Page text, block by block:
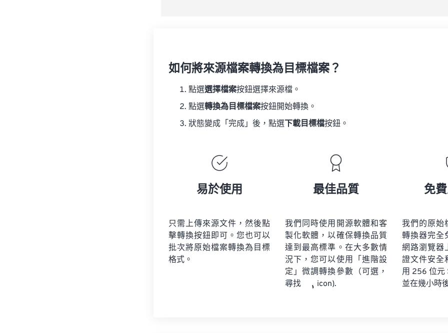
如何將來源檔案轉換為目標檔案？
點選選擇檔案按鈕選擇來源檔。
點選轉換為目標檔案按鈕開始轉換。
狀態變成「完成」後，點選 下載目標檔按鈕。
易於使用
只需上傳來源文件，然後點
擊轉換按鈕即可。您也可以
批次將原始檔案轉換為目標
格式。
最佳品質
我們同時使用開源軟體和客
製化軟體，以確保轉換品質
達到最高標準。在大多數情
況下，您可以使用「進階設
定」微調轉換參數（可選，
尋找
icon).
免
我們的原始
轉換器完全
網路瀏覽器
證文件安全
用 256 位元
並在幾小時